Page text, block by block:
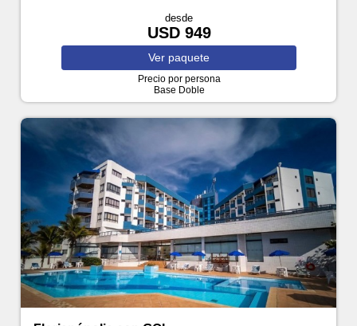
desde
USD 949
Ver paquete
Precio por persona
Base Doble